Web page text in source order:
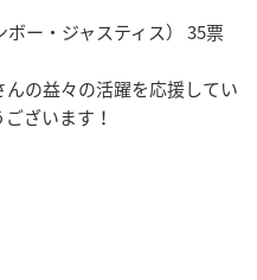
ー・ジャスティス） 35票
の益々の活躍を応援してい
ざいます！